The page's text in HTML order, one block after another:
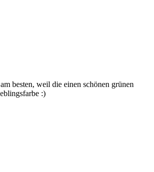
besten, weil die einen schönen grünen
:)